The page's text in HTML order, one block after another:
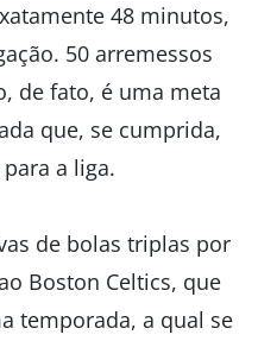
48 minutos,
50 arremessos
de fato, é uma meta
que, se cumprida,
a liga.
de bolas triplas por
Boston Celtics, que
temporada, a qual se